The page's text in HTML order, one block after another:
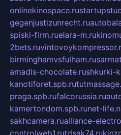
onlinekinospace.ru
gegenjustizunrecht.ru
spiski-firm.ruelara-m.ru
2bets.ru
birminghamvsfulham.ru
amadis-chocolate.rushkurki-
kanotiforet.spb.ru
praga.spb.rufalcorussia.ru
kamertondom.spb.runet-
sakhcamera.rualliance-